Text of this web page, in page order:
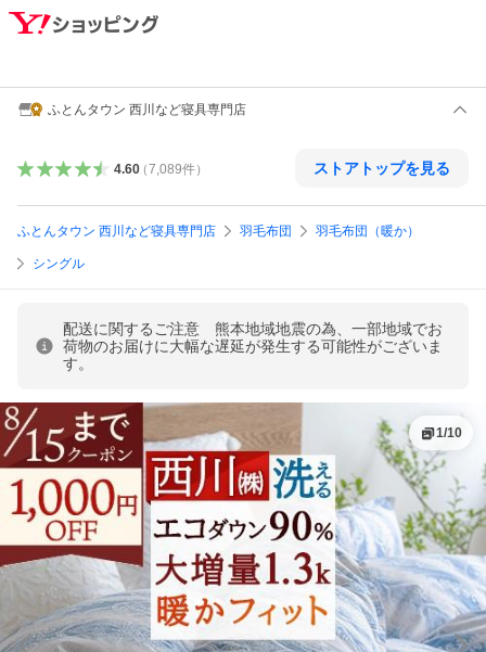
ふとんタウン 西川など寝具専門店
4.60（7,089件） ストアトップを見る
ふとんタウン 西川など寝具専門店 羽毛布団 羽毛布団（暖か）
シングル
配送に関するご注意 熊本地域地震の為、一部地域でお
荷物のお届けに大幅な遅延が発生する可能性がございま
す。
1/10